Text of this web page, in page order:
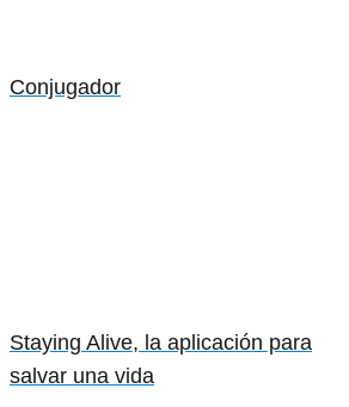
Conjugador
Staying Alive, la aplicación para
salvar una vida